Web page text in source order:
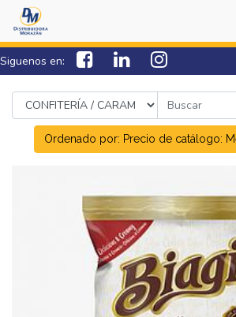
Siguenos en:
7538-0000 sac@lamorazan.com
Ordenado por: Precio de catálogo: